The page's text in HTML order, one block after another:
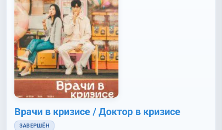
Врачи в кризисе / Доктор в кризисе
ЗАВЕРШЁН